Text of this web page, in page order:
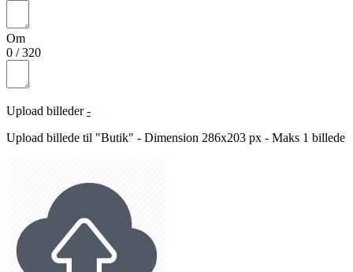
Om
0 /320
Upload billeder -
Upload billede til "Butik" - Dimension 286x203 px - Maks 1 billede